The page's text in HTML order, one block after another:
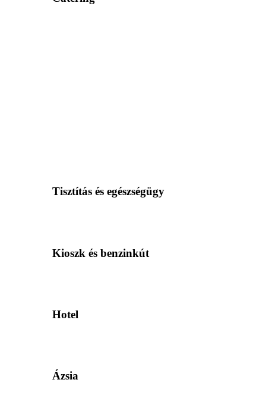
Tisztítás és egészségügy
Kioszk és benzinkút
Hotel
Ázsia